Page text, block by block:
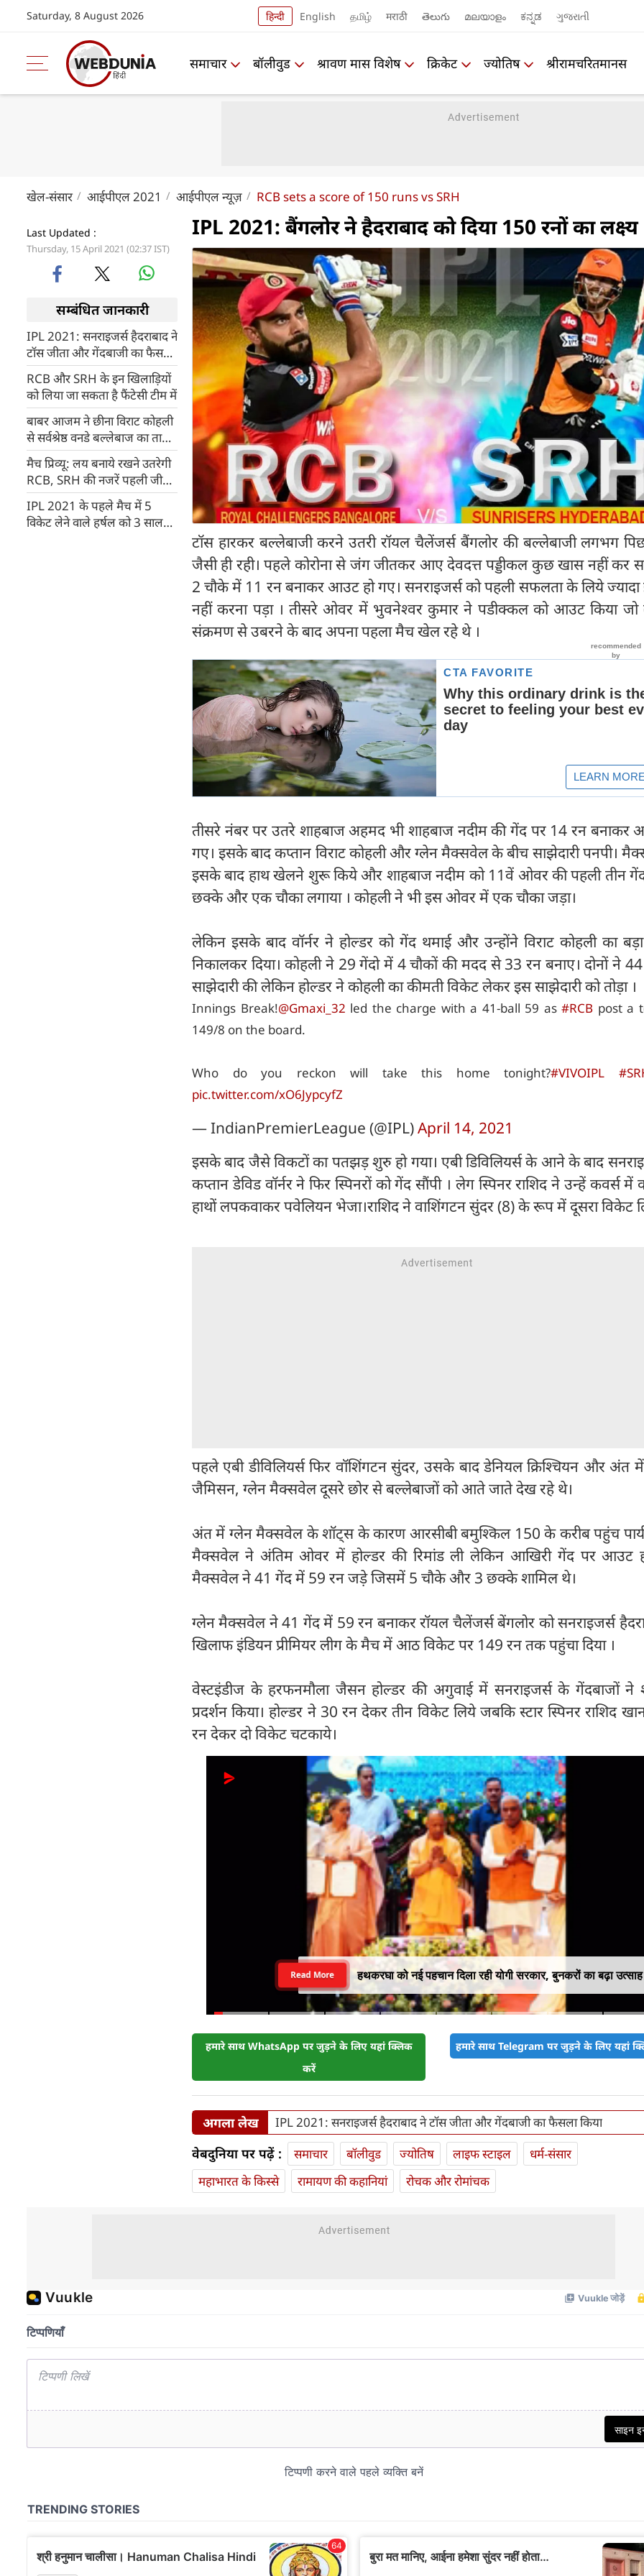
Saturday, 8 August 2026 हिन्दी English தமிழ் मराठी తెలుగు മലയാളം ಕನ್ನಡ ગુજરાતી
समाचार बॉलीवुड श्रावण मास विशेष क्रिकेट ज्योतिष श्रीरामचरितमानस
खेल-संसार आईपीएल 2021 आईपीएल न्यूज़ RCB sets a score of 150 runs vs SRH
Last Updated :
Thursday, 15 April 2021 (02:37 IST)
सम्बंधित जानकारी
IPL 2021: सनराइजर्स हैदराबाद ने
टॉस जीता और गेंदबाजी का फैसला
किया
RCB और SRH के इन खिलाड़ियों
को लिया जा सकता है फैंटेसी टीम में
बाबर आजम ने छीना विराट कोहली
से सर्वश्रेष्ठ वनडे बल्लेबाज का ताज,
पहुंचे नंबर 1 रैंक पर
मैच प्रिव्यू: लय बनाये रखने उतरेगी
RCB, SRH की नजरें पहली जीत
पर
IPL 2021 के पहले मैच में 5
विकेट लेने वाले हर्षल को 3 साल
IPL 2021: बैंगलोर ने हैदराबाद को दिया 150 रनों का लक्ष्य
टॉस हारकर बल्लेबाजी करने उतरी रॉयल चैलेंजर्स बैंगलोर की बल्लेबाजी लगभग
जैसी ही रही। पहले कोरोना से जंग जीतकर आए देवदत्त पड्डीकल कुछ खास नहीं
2 चौके में 11 रन बनाकर आउट हो गए। सनराइजर्स को पहली सफलता के लिये ज्यादा
नहीं करना पड़ा । तीसरे ओवर में भुवनेश्वर कुमार ने पडीक्कल को आउट किया जो
संक्रमण से उबरने के बाद अपना पहला मैच खेल रहे थे ।
तीसरे नंबर पर उतरे शाहबाज अहमद भी शाहबाज नदीम की गेंद पर 14 रन बनाकर
गए। इसके बाद कप्तान विराट कोहली और ग्लेन मैक्सवेल के बीच साझेदारी पनपी।
इसके बाद हाथ खेलने शुरू किये और शाहबाज नदीम को 11वें ओवर की पहली तीन
छक्के और एक चौका लगाया । कोहली ने भी इस ओवर में एक चौका जड़ा।
लेकिन इसके बाद वॉर्नर ने होल्डर को गेंद थमाई और उन्होंने विराट कोहली का
निकालकर दिया। कोहली ने 29 गेंदो में 4 चौकों की मदद से 33 रन बनाए। दोनों ने
साझेदारी की लेकिन होल्डर ने कोहली का कीमती विकेट लेकर इस साझेदारी को तोड़ा ।
Innings Break!@Gmaxi_32 led the charge with a 41-ball 59 as #RCB post a
149/8 on the board.
Who do you reckon will take this home tonight?#VIVOIPL
pic.twitter.com/xO6JypcyfZ
— IndianPremierLeague (@IPL)April 14, 2021
इसके बाद जैसे विकटों का पतझड़ शुरु हो गया। एबी डिविलियर्स के आने के बाद
कप्तान डेविड वॉर्नर ने फिर स्पिनरों को गेंद सौंपी । लेग स्पिनर राशिद ने उन्हें कवर्स में
हाथों लपकवाकर पवेलियन भेजा।राशिद ने वाशिंगटन सुंदर (8) के रूप में दूसरा विकेट
पहले एबी डीविलियर्स फिर वॉशिंगटन सुंदर, उसके बाद डेनियल क्रिश्चियन और अंत
जैमिसन, ग्लेन मैक्सवेल दूसरे छोर से बल्लेबाजों को आते जाते देख रहे थे।
अंत में ग्लेन मैक्सवेल के शॉट्स के कारण आरसीबी बमुश्किल 150 के करीब पहुंच
मैक्सवेल ने अंतिम ओवर में होल्डर की रिमांड ली लेकिन आखिरी गेंद पर आउट
मैक्सवेल ने 41 गेंद में 59 रन जड़े जिसमें 5 चौके और 3 छक्के शामिल थे।
ग्लेन मैक्सवेल ने 41 गेंद में 59 रन बनाकर रॉयल चैलेंजर्स बेंगलोर को सनराइजर्स
खिलाफ इंडियन प्रीमियर लीग के मैच में आठ विकेट पर 149 रन तक पहुंचा दिया ।
वेस्टइंडीज के हरफनमौला जैसन होल्डर की अगुवाई में सनराइजर्स के गेंदबाजों ने
प्रदर्शन किया। होल्डर ने 30 रन देकर तीन विकेट लिये जबकि स्टार स्पिनर राशिद
रन देकर दो विकेट चटकाये।
हथकरघा को नई पहचान दिला रही योगी सरकार, बुनकरों का बढ़ा उत्साह
Read More
हमारे साथ WhatsApp पर जुड़ने के लिए यहां क्लिक
करें
हमारे साथ Telegram पर जुड़ने के लिए यहां
अगला लेख IPL 2021: सनराइजर्स हैदराबाद ने टॉस जीता और गेंदबाजी का फैसला किया
वेबदुनिया पर पढ़ें : समाचार बॉलीवुड ज्योतिष लाइफ स्‍टाइल
धर्म-संसार
महाभारत के किस्से
रामायण की कहानियां रोचक और रोमांचक